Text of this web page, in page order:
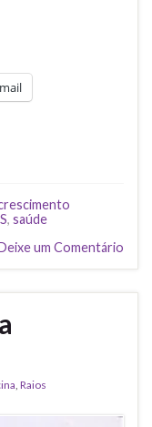
, saúde
um Comentário
Raios